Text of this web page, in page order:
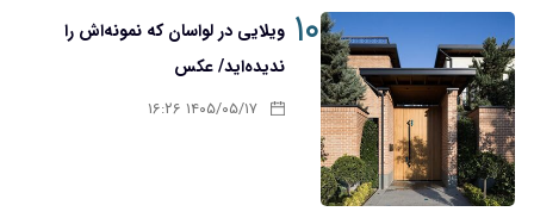
۱۰ ویلایی در لواسان که نمونه‌اش را
ندیده‌اید/ عکس
۱۴۰۵/۰۵/۱۷ ۱۶:۲۶